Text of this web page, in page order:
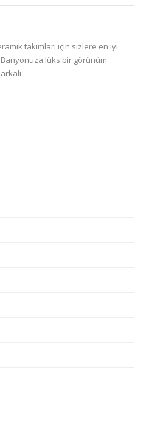
takımları için sizlere en iyi
lüks bir görünüm